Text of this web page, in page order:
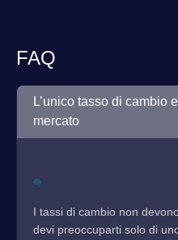
FAQ
L’unico tasso di cambio
mercato
I tassi di cambio non
devi preoccuparti solo di